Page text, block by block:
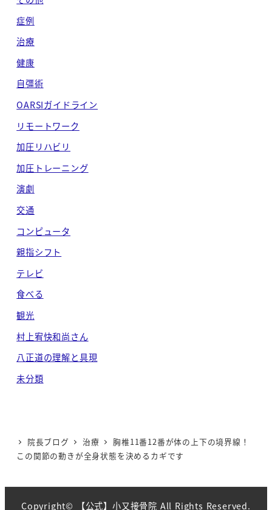
症例
治療
健康
自彊術
OARSIガイドライン
リモートワーク
加圧リハビリ
加圧トレーニング
演劇
交通
コンピュータ
親指シフト
テレビ
食べる
観光
村上宥快和尚さん
八正道の理解と具現
未分類
院長ブログ 治療
胸椎11番12番が体の上下の境界線！
この関節の動きが全身状態を決めるカギです
Copyright© 【公式】小又接骨院 All Rights Reserved.